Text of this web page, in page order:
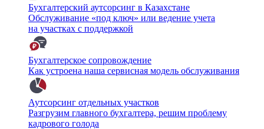
Бухгалтерский аутсорсинг в Казахстане
Обслуживание «под ключ» или ведение учета
на участках с поддержкой
Бухгалтерское сопровождение
Как устроена наша сервисная модель обслуживания
Аутсорсинг отдельных участков
Разгрузим главного бухгалтера, решим проблему
кадрового голода